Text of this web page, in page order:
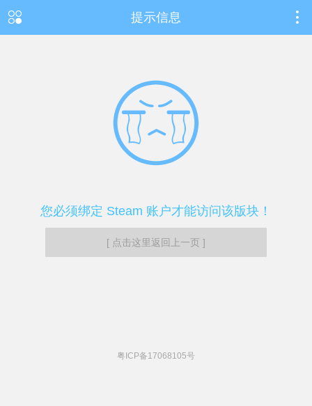
提示信息
您必须绑定 Steam 账户才能访问该版块！
[ 点击这里返回上一页 ]
粤ICP备17068105号